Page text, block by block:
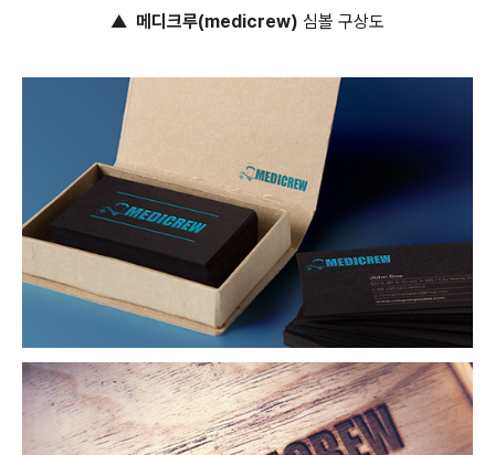
▲ 메디크루(medicrew) 심볼 구상도